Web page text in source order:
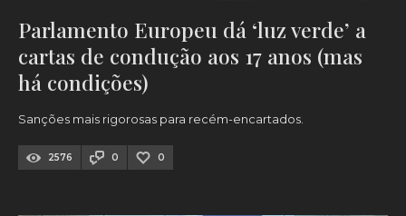
Parlamento Europeu dá ‘luz verde’ a
cartas de condução aos 17 anos (mas
há condições)
Sanções mais rigorosas para recém-encartados.
2576 0 0